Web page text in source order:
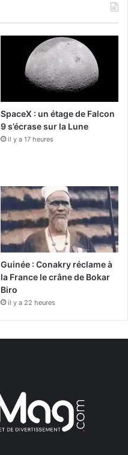
SpaceX : un étage de Falcon
9 s’écrase sur la Lune
il y a 17 heures
Guinée : Conakry réclame à
la France le crâne de Bokar
Biro
il y a 22 heures